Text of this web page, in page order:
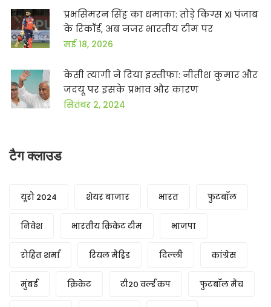
प्रभसिमरन सिंह का धमाका: तोड़े किंग्स XI पंजाब
के रिकॉर्ड, अब नजर भारतीय टीम पर
मई 18, 2026
केसी त्यागी ने दिया इस्तीफा: नीतीश कुमार और
जदयू पर इसके प्रभाव और कारण
सितंबर 2, 2024
टैग क्लाउड
यूरो 2024 शेयर बाजार भारत फुटबॉल
निवेश भारतीय क्रिकेट टीम भाजपा
रोहित शर्मा रियल मैड्रिड दिल्ली कांग्रेस
मुंबई क्रिकेट टी20 वर्ल्ड कप फुटबॉल मैच